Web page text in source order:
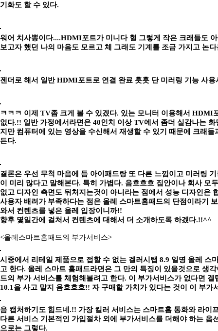
기화도 할 수 있다.
워어 치사뽕이다....HDMI포트가 미니다 헐 그렇게 작은 크래들도
보고자 했던 나의 마음도 모르고 체 그래도 기계를 조금 가지고 논
젠더로 해서 일반 HDMI포트로 연결 완료 훗훗 단 미러링 기능 사
ㅋㅋㅋ 이제 TV좀 크게 볼 수 있겠다. 있는 모니터 이용해서 HDMI
없다.!! 일반 가정에서라면은 40인치 이상 TV에서 좀더 실감나는
지만 컴퓨터에 있는 영상을 수신해서 재생할 수 있기 때문에 크래
든다.
결론은 우선 무척 마음에 듬 아이패드랑 또 다른 느낌이고 미러링
이 미리 많다고 말해본다. 특히 가볍다. 음흐흐흐 집안이나 회사 모
없고 디자인 측면도 뒤처지는것이 아니라는 점에서 성능 디자인은
사용자 배려가 부족하다는 점은 올레 스마트홈패드의 단점이라기
와서 컨텐츠를 넣은 올레 입장이니까!!
향후 몇일간에 걸처서 컨텐츠에 대해서 더 소개하도록 하겠다.!!^^
<올레스마트홈패드의 부가서비스>
시중에서 리테일 제품으로 접할 수 없는 겔러시탭 8.9 일명 올레 스
고 한다. 올레 스마트 홈패드라면은 그 만의 특징이 있을것으로 생
드의 부가 서비스를 체험해볼려고 한다. 이 부가서비스가 없다면
10.1을 사고 말지 음흐흐흐!! 자 구매할 가치가 있다는 것이 이 부가
음 캡처하기도 힘드네.!! 가장 킬러 서비스는 스마트홈 통화와 라이
다른 서비스 기본적인 가입절차 외에 부가서비스를 더해야 하는 옵
으로는 그렇다.